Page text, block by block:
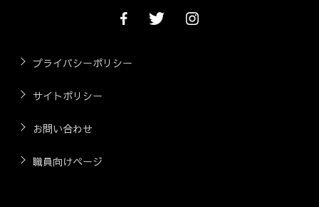
プライバシーポリシー
サイトポリシー
お問い合わせ
職員向けページ